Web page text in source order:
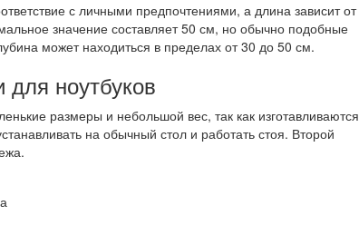
с личными предпочтениями, а длина зависит от
значение составляет 50 см, но обычно подобные
может находиться в пределах от 30 до 50 см.
ноутбуков
размеры и небольшой вес, так как изготавливаются
на обычный стол и работать стоя. Второй